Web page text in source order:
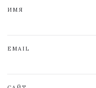
ИМЯ
EMAIL